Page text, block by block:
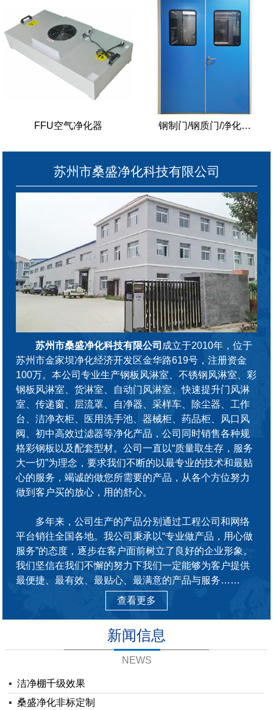
FFU空气净化器 钢制门/钢质门/净化…
苏州市桑盛净化科技有限公司
苏州市桑盛净化科技有限公司 成立于2010年，位于
苏州市金家坝净化经济开发区金华路619号，注册资金
100万。本公司专业生产钢板风淋室、不锈钢风淋室、彩
钢板风淋室、货淋室、自动门风淋室、快速提升门风淋
室、传递窗、层流罩、自净器、采样车、除尘器、工作
台、洁净衣柜、医用洗手池、器械柜、药品柜、风口风
阀、初中高效过滤器等净化产品，公司同时销售各种规
格彩钢板以及配套型材。公司一直以“质量取生存，服务
大一切”为理念，要求我们不断的以最专业的技术和最贴
心的服务，竭诚的做您所需要的产品，从各个方位努力
做到客户买的放心，用的舒心。
多年来，公司生产的产品分别通过工程公司和网络
平台销往全国各地。我公司秉承以“专业做产品，用心做
服务”的态度，逐步在客户面前树立了良好的企业形象。
我们坚信在我们不懈的努力下我们一定能够为客户提供
最便捷、最有效、最贴心、最满意的产品与服务……
查看更多
新闻信息
NEWS
▪ 洁净棚千级效果
▪ 桑盛净化非标定制